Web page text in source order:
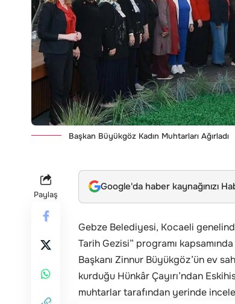
Başkan Büyükgöz Kadın Muhtarları Ağırladı
Paylaş
Google'da haber kaynağınızı
Gebze Belediyesi, Kocaeli
Tarih Gezisi” programı
Başkanı Zinnur Büyükgöz’ün ev
kurduğu Hünkâr Çayırı’ndan
muhtarlar tarafından yerinde